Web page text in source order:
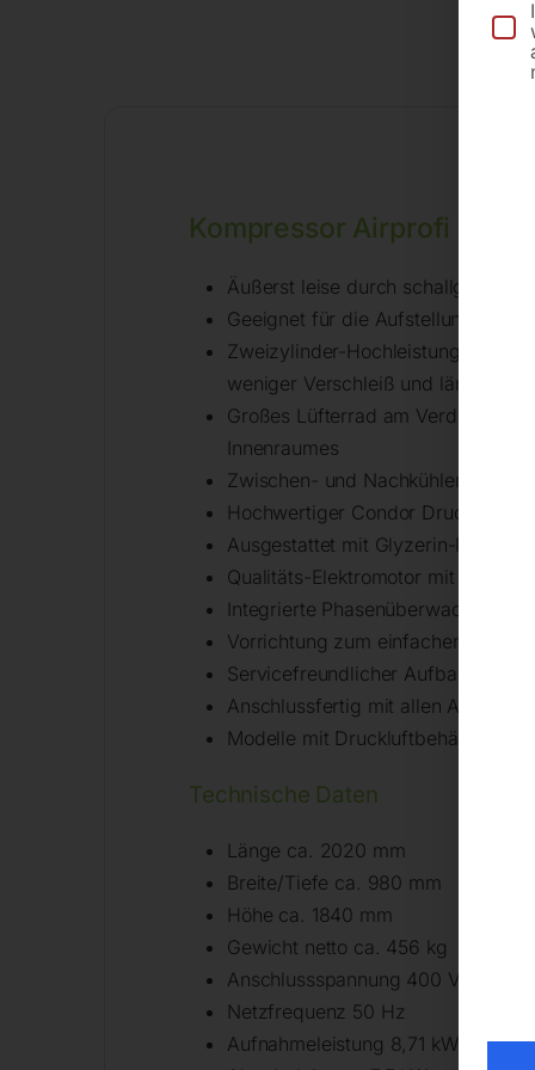
Kompressor Airprofi 903/
Äußerst leise durch
Geeignet für die Aufstellung auch
Zweizylinder-
weniger Verschleiß und längere
Großes Lüfterrad am Verdichter
Innenraumes
Zwischen- und Nachkühler sowie
Hochwertiger Condor Druckschalter
Ausgestattet mit Glyzerin-
Qualitäts-Elektromotor mit
Integrierte Phasenüberwachung
Vorrichtung zum einfachen
Servicefreundlicher Aufbau
Anschlussfertig mit allen
Modelle mit Druckluftbehälter:
Technische Daten
Länge ca. 2020 mm
Breite/Tiefe ca. 980 mm
Höhe ca. 1840 mm
Gewicht netto ca. 456 kg
Anschlussspannung 400 V
Netzfrequenz 50 Hz
Aufnahmeleistung 8,71 kW